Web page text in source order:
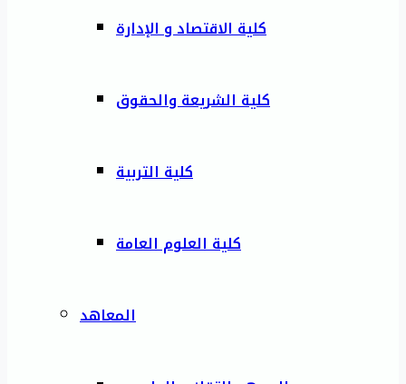
كلية الاقتصاد و الإدارة
كلية الشريعة والحقوق
كلية التربية
كلية العلوم العامة
المعاهد